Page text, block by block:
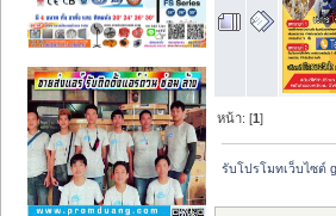
หน้า: [1]
รับโปรโมทเว็บไซต์